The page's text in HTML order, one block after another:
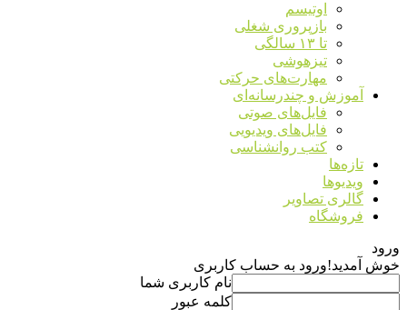
اوتیسم
بازپروری شغلی
تا ۱۳ سالگی
تیزهوشی
مهارت‌های حرکتی
آموزش و چندرسانه‌ای
فایل‌های صوتی
فایل‌های ویدیویی
کتب روانشناسی
تازه‌ها
ویدیوها
گالری تصاویر
فروشگاه
ورود
خوش آمدید!ورود به حساب کاربری
نام کاربری شما
کلمه عبور